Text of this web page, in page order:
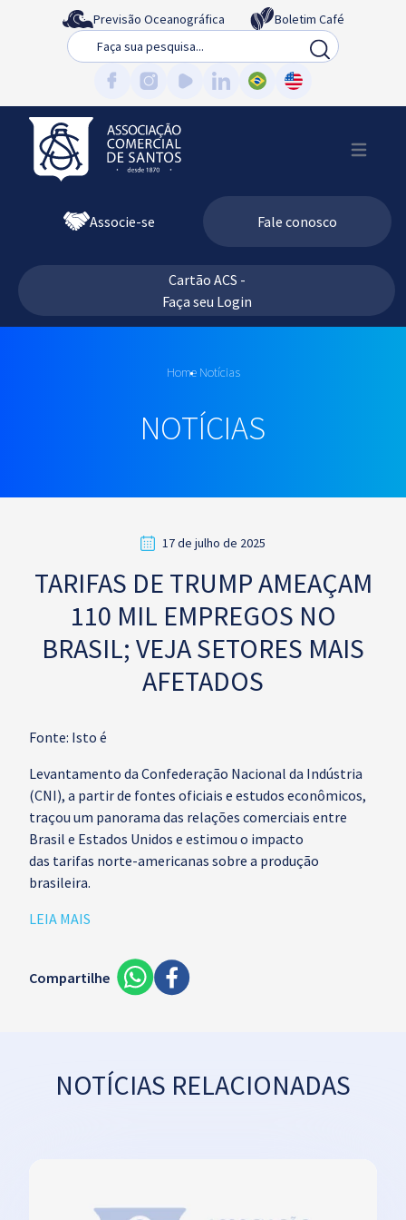
Previsão Oceanográfica
Boletim Café
Busca
Associe-se Fale conosco
Cartão ACS -
Faça seu Login
Home Notícias
NOTÍCIAS
17 de julho de 2025
TARIFAS DE TRUMP AMEAÇAM
110 MIL EMPREGOS NO
BRASIL; VEJA SETORES MAIS
AFETADOS
Fonte: Isto é
Levantamento da Confederação Nacional da Indústria
(CNI), a partir de fontes oficiais e estudos econômicos,
traçou um panorama das relações comerciais entre
Brasil e Estados Unidos e estimou o impacto
das tarifas norte-americanas sobre a produção
brasileira.
LEIA MAIS
Compartilhe
NOTÍCIAS RELACIONADAS